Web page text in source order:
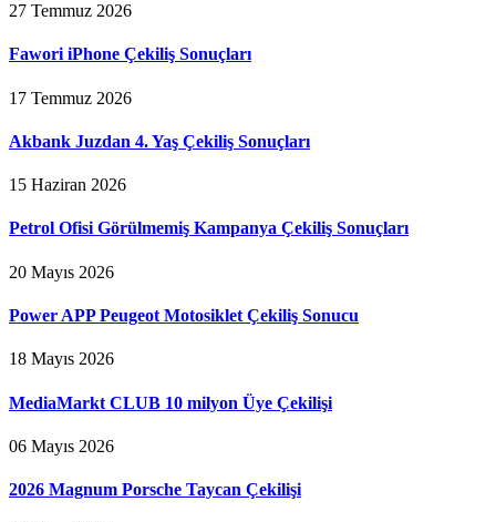
27 Temmuz 2026
Fawori iPhone Çekiliş Sonuçları
17 Temmuz 2026
Akbank Juzdan 4. Yaş Çekiliş Sonuçları
15 Haziran 2026
Petrol Ofisi Görülmemiş Kampanya Çekiliş Sonuçları
20 Mayıs 2026
Power APP Peugeot Motosiklet Çekiliş Sonucu
18 Mayıs 2026
MediaMarkt CLUB 10 milyon Üye Çekilişi
06 Mayıs 2026
2026 Magnum Porsche Taycan Çekilişi